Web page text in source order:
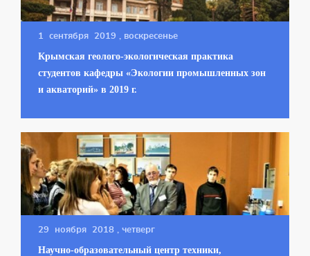
1 сентября 2019 , воскресенье
Крымская геолого-экологическая практика
студентов кафедры «Экологии промышленных зон
и акваторий» в 2019 г.
29 ноября 2018 , четверг
Научно-образовательный центр техники,